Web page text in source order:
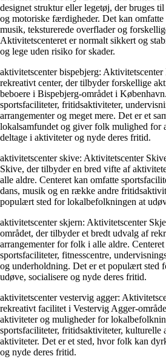
designet struktur eller legetøj, der bruges
og motoriske færdigheder. Det kan
musik, teksturerede overflader og
Aktivitetscenteret er normalt sikkert og
og lege uden risiko for skader.
aktivitetscenter bispebjerg:
rekreativt center, der tilbyder forskellige
beboere i Bispebjerg-området i
sportsfaciliteter, fritidsaktiviteter,
arrangementer og meget mere. Det er et
lokalsamfundet og giver folk mulighed for
deltage i aktiviteter og nyde deres fritid.
aktivitetscenter skive: Aktivitetscenter
Skive, der tilbyder en bred vifte af
alle aldre. Centeret kan omfatte
dans, musik og en række andre
populært sted for lokalbefolkningen at
aktivitetscenter skjern: Aktivitetscenter
området, der tilbyder et bredt udvalg af
arrangementer for folk i alle aldre.
sportsfaciliteter, fitnesscentre,
og underholdning. Det er et populært sted
udøve, socialisere og nyde deres fritid.
aktivitetscenter vestervig agger:
rekreativt facilitet i Vestervig Agger-
aktiviteter og muligheder for
sportsfaciliteter, fritidsaktiviteter, kulturelle
aktiviteter. Det er et sted, hvor folk kan
og nyde deres fritid.